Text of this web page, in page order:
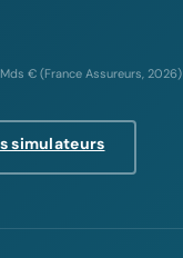
€ (France Assureurs, 2026)
simulateurs